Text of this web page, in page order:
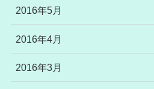
2016年5月
2016年4月
2016年3月